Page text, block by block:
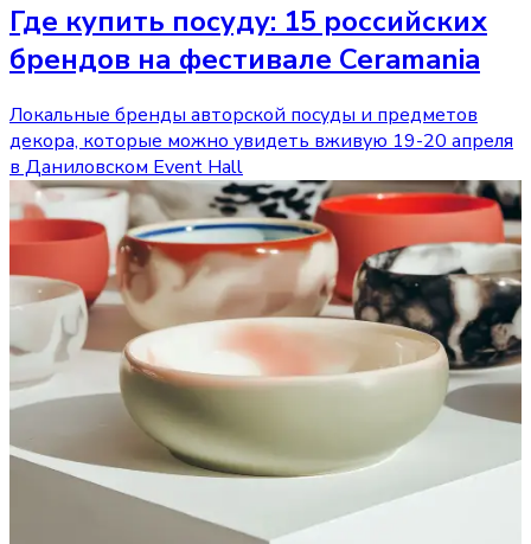
Где купить посуду: 15 российских
брендов на фестивале Ceramania
Локальные бренды авторской посуды и предметов
декора, которые можно увидеть вживую 19-20 апреля
в Даниловском Event Hall